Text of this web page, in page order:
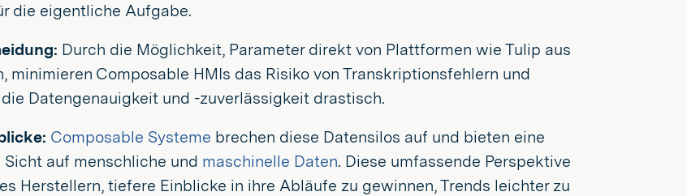
die eigentliche Aufgabe.
Durch die Möglichkeit, Parameter direkt von Plattformen wie Tulip aus
minimieren Composable HMIs das Risiko von Transkriptionsfehlern und
Datengenauigkeit und -zuverlässigkeit drastisch.
Composable Systeme brechen diese Datensilos auf und bieten eine
auf menschliche und maschinelle Daten. Diese umfassende Perspektive
Herstellern, tiefere Einblicke in ihre Abläufe zu gewinnen, Trends leichter zu